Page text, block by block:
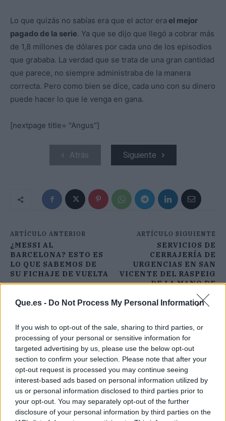
Que.es - Do Not Process My Personal Information
If you wish to opt-out of the sale, sharing to third parties, or
processing of your personal or sensitive information for
targeted advertising by us, please use the below opt-out
section to confirm your selection. Please note that after your
opt-out request is processed you may continue seeing
interest-based ads based on personal information utilized by
us or personal information disclosed to third parties prior to
your opt-out. You may separately opt-out of the further
disclosure of your personal information by third parties on the
Lo que quizás no sabías era que el actor era el mejor
pagado de la serie. Ya que se dijo que llegó a cobrar más
de 1,8 millones de dólares por cada uno de los episodios
que grababa. La verdad que se trata de una gran cantidad
que parece, no siempre administraba de la manera
correcta. Pero como bien se dice, cada uno con su dinero
puede hacer lo que le venga en gana.
[nextpage title= "Angus"]
Atrás Siguiente
ARTÍCULO ANTERIOR
¿MESSI AL
BARCELONA? ESTO ES
LO QUE SABEMOS DE
SU FICHAJE DE VUELTA
ARTÍCULO SIGUIENTE
SERVICIOS DE
CERRAJERÍA DE
URGENCIAS EN SAN
VICENTE DEL RASPEIG
DE LA MANO DE
SOLUCIONES
GONZÁLEZ